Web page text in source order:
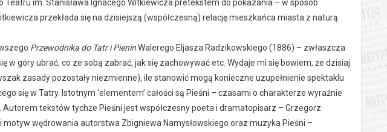
Teatru im. Stanisława Ignacego Witkiewicza pretekstem do pokazania – w sposób
przekłada się na dzisiejszą (współczesną) relację mieszkańca miasta z naturą
Przewodnika do Tatr i PieninWalerego Eljasza Radzikowskiego (1886) – zwłaszcza
w góry ubrać, co ze sobą zabrać, jak się zachowywać etc. Wydaje mi się bowiem, że dzisiaj
zasady pozostały niezmienne), ile stanowić mogą konieczne uzupełnienie spektaklu
się w Tatry. Istotnym ‘elementem’ całości są Pieśni – czasami o charakterze wyraźnie
tekstów tychże Pieśni jest współczesny poeta i dramatopisarz – Grzegorz
wędrowania autorstwa Zbigniewa Namysłowskiego oraz muzyka Pieśni –